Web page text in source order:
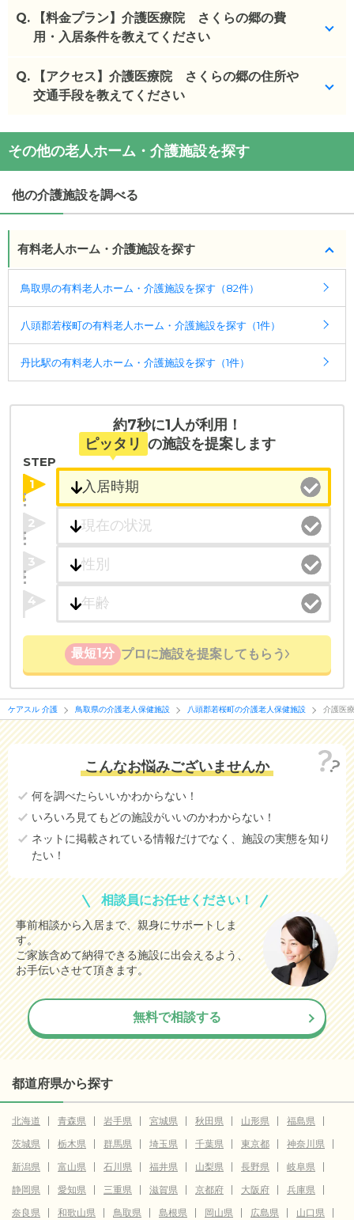
Q.
【料金プラン】介護医療院 さくらの郷の費
用・入居条件を教えてください
介護医療院 さくらの郷の入居金・月額料金は次の
とおりです。
・月額費用が5.1万円
・要介護度：要支援1、要支援2、要介護1、要介護
ケアスル 介護では詳細な料金プラン
す。詳しくはこちら。
・経験豊富な入居相談員が完全無料で施設探しをサ
入居相談： 0120-579-721 （無料）
・全国10000件の介護施設情報を掲載
幅広い選択肢の中から、条件にあった施設を選ぶ
ことができます。
・こだわりの条件や医療体制から施設を探せる
たとえば「カラオケ」「麻雀」が楽しめる施設、
「夫婦入居可」の施設、「看取り可」の施設など、
医療・看護体制から施設を探すこともできます。
Q.
【アクセス】介護医療院 さくらの郷の住所や
交通手段を教えてください
介護医療院 さくらの郷の交通アクセス
・住所：鳥取県八頭郡若桜町若桜1200－1
・最寄り駅：若桜駅0.1km丹比駅4.2km
その他の老人ホーム・介護施設を探す
他の介護施設を調べる
有料老人ホーム・介護施設を探す
鳥取県の有料老人ホーム・介護施設を探す（82件）
八頭郡若桜町の有料老人ホーム・介護施設を探す（1件）
丹比駅の有料老人ホーム・介護施設を探す（1件）
約7秒に1人が利用！
ピッタリ の施設を提案します
STEP
1
2
3
4
最短1分 プロに施設を提案してもらう
ケアスル 介護 鳥取県の介護老人保健施設 八頭郡若桜町の介護老人保健施設 介護医
こんなお悩みございませんか
何を調べたらいいかわからない！
いろいろ見てもどの施設がいいのかわからない！
ネットに掲載されている情報だけでなく、施設の実態を知り
たい！
相談員にお任せください！
事前相談から入居まで、親身にサポートしま
す。
ご家族含めて納得できる施設に出会えるよう、
お手伝いさせて頂きます。
無料で相談する
都道府県から探す
北海道 青森県 岩手県 宮城県 秋田県 山形県
福島県
茨城県
栃木県 群馬県 埼玉県 千葉県 東京都
神奈川県
新潟県
富山県 石川県 福井県 山梨県 長野県
岐阜県
静岡県
愛知県 三重県 滋賀県 京都府 大阪府
兵庫県
奈良県
和歌山県 鳥取県 島根県 岡山県 広島県
山口県